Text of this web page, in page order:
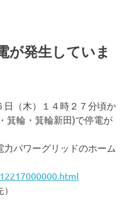
が発生していま
（木）１４時２７分頃か
箕輪・箕輪新田)で停電が
パワーグリッドのホーム